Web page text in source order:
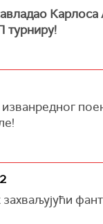
турниру!